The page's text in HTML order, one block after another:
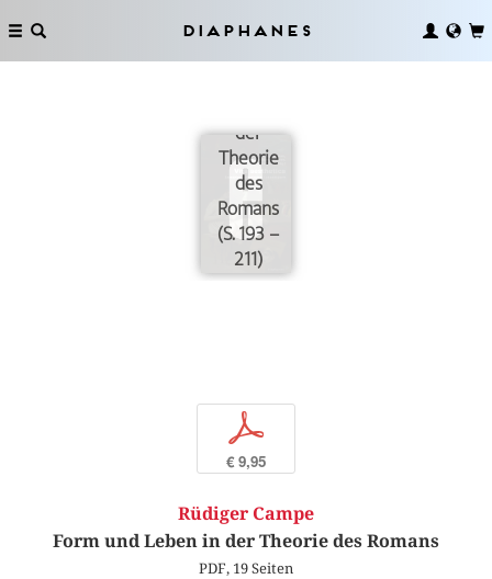
Diaphanes
der
Theorie
des
Romans
(S. 193 –
211)
p
€ 9,95
Rüdiger Campe
Form und Leben in der Theorie des Romans
PDF, 19 Seiten